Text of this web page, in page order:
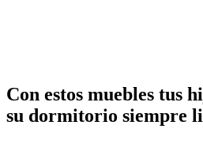
Con estos muebles tus
su dormitorio siempre